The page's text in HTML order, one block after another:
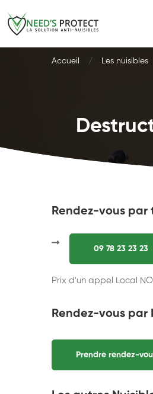
Accueil Les nuisibles
Rendez-vous par
09 78 23 23 23
Prix d'un appel Local
Rendez-vous par
Prendre rendez-